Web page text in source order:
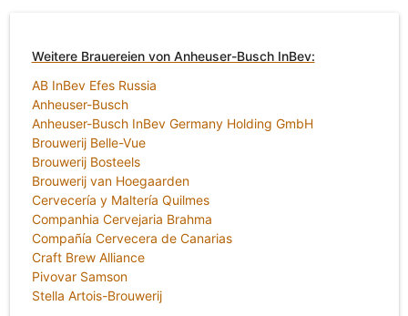
Weitere Brauereien von Anheuser-Busch InBev:
AB InBev Efes Russia
Anheuser-Busch
Anheuser-Busch InBev Germany Holding GmbH
Brouwerij Belle-Vue
Brouwerij Bosteels
Brouwerij van Hoegaarden
Cervecería y Maltería Quilmes
Companhia Cervejaria Brahma
Compañía Cervecera de Canarias
Craft Brew Alliance
Pivovar Samson
Stella Artois-Brouwerij